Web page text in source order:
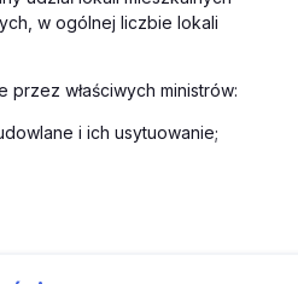
w ogólnej liczbie lokali
przez właściwych ministrów:
i ich usytuowanie;